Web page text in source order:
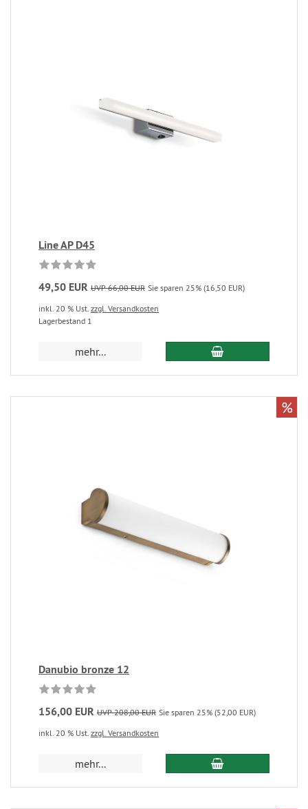
Line AP D45
49,50 EUR UVP 66,00 EUR Sie sparen 25% (16,50 EUR)
inkl. 20 % Ust. zzgl. Versandkosten
Lagerbestand 1
mehr...
Danubio bronze 12
156,00 EUR UVP 208,00 EUR Sie sparen 25% (52,00 EUR)
inkl. 20 % Ust. zzgl. Versandkosten
mehr...
%